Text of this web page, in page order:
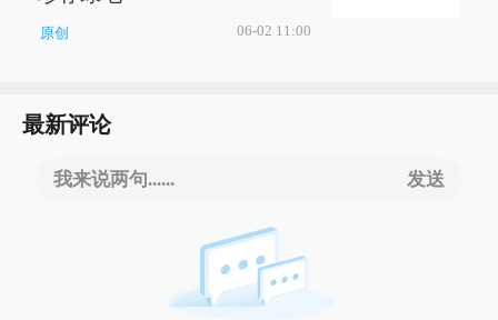
原创 06-02 11:00
最新评论
我来说两句...... 发送